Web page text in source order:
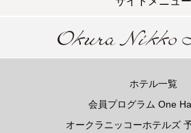
ホテル一覧
会員プログラム One
オークラニッコーホテルズ